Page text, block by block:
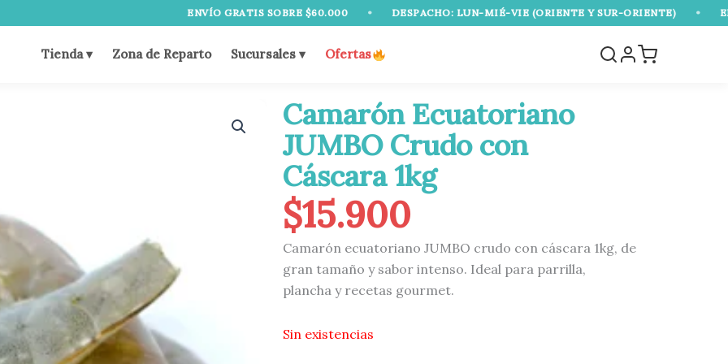
ENVÍO GRATIS SOBRE $60.000 • DESPACHO: LUN-MIÉ-VIE (ORIENTE Y SUR-ORIENTE) • ENVÍO
Tienda ▾ Zona de Reparto Sucursales ▾ Ofertas
Camarón Ecuatoriano
JUMBO Crudo con
Cáscara 1kg
$15.900
Camarón ecuatoriano JUMBO crudo con cáscara 1kg, de
gran tamaño y sabor intenso. Ideal para parrilla,
plancha y recetas gourmet.
Sin existencias